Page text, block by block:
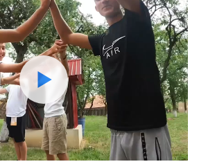
Watch